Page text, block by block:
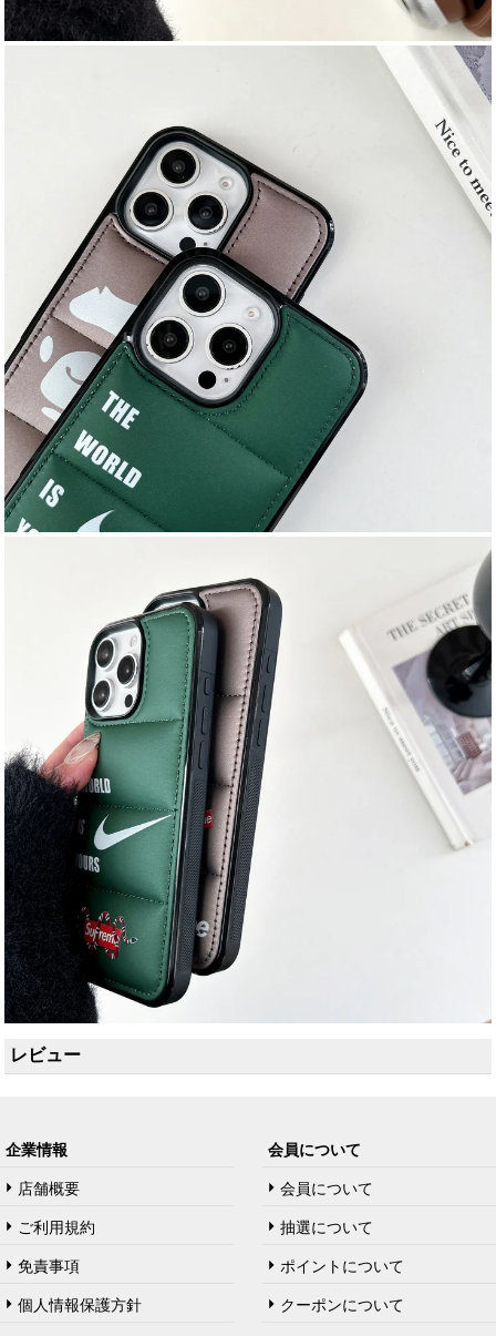
レビュー
企業情報
店舗概要
ご利用規約
免責事項
個人情報保護方針
会員について
会員について
抽選について
ポイントについて
クーポンについて